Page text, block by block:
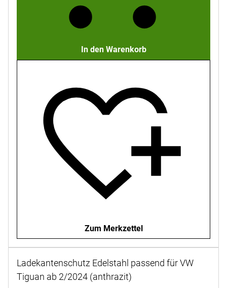
In den Warenkorb
Zum Merkzettel
Ladekantenschutz Edelstahl passend für VW
Tiguan ab 2/2024 (anthrazit)